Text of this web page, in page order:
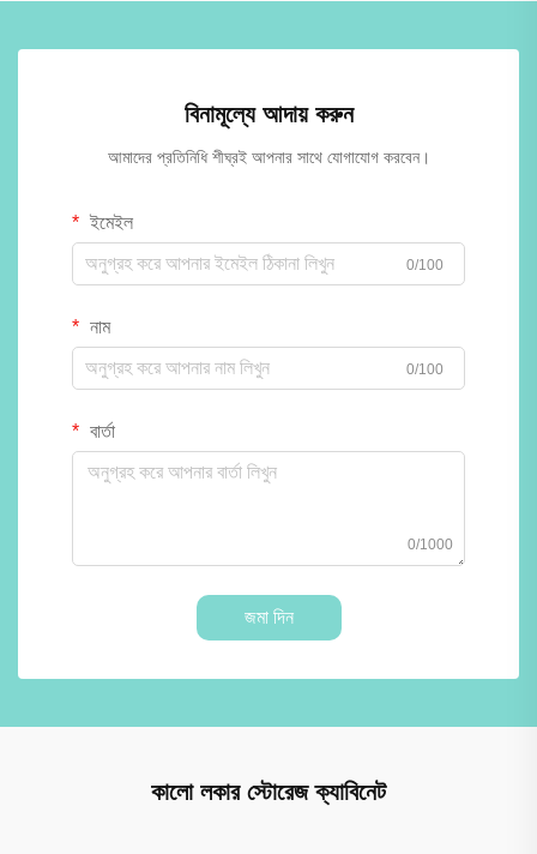
বিনামূল্যে আদায় করুন
আমাদের প্রতিনিধি শীঘ্রই আপনার সাথে যোগাযোগ করবেন।
ইমেইল
0/100
নাম
0/100
বার্তা
0/1000
জমা দিন
কালো লকার স্টোরেজ ক্যাবিনেট